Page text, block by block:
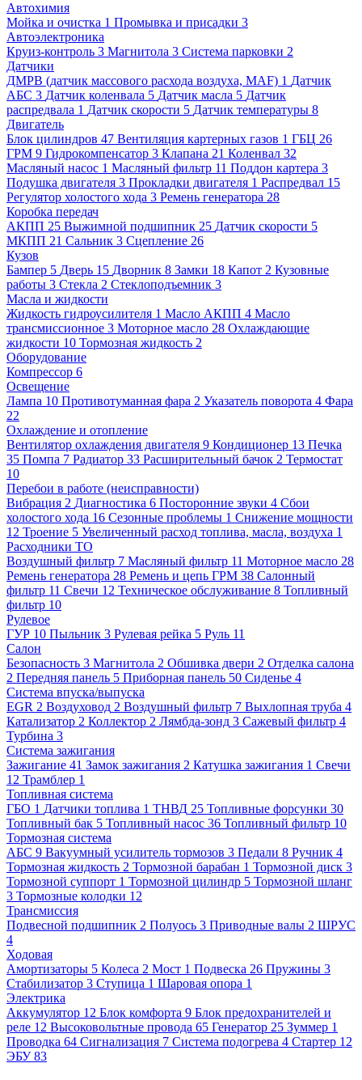
Автохимия
Мойка и очистка 1 Промывка и присадки 3
Автоэлектроника
Круиз-контроль 3 Магнитола 3 Система парковки 2
Датчики
ДМРВ (датчик массового расхода воздуха, MAF) 1 Датчик
АБС 3 Датчик коленвала 5 Датчик масла 5 Датчик
распредвала 1 Датчик скорости 5 Датчик температуры 8
Двигатель
Блок цилиндров 47 Вентиляция картерных газов 1 ГБЦ 26
ГРМ 9 Гидрокомпенсатор 3 Клапана 21 Коленвал 32
Масляный насос 1 Масляный фильтр 11 Поддон картера 3
Подушка двигателя 3 Прокладки двигателя 1 Распредвал 15
Регулятор холостого хода 3 Ремень генератора 28
Коробка передач
АКПП 25 Выжимной подшипник 25 Датчик скорости 5
МКПП 21 Сальник 3 Сцепление 26
Кузов
Бампер 5 Дверь 15 Дворник 8 Замки 18 Капот 2 Кузовные
работы 3 Стекла 2 Стеклоподъемник 3
Масла и жидкости
Жидкость гидроусилителя 1 Масло АКПП 4 Масло
трансмиссионное 3 Моторное масло 28 Охлаждающие
жидкости 10 Тормозная жидкость 2
Оборудование
Компрессор 6
Освещение
Лампа 10 Противотуманная фара 2 Указатель поворота 4 Фара
22
Охлаждение и отопление
Вентилятор охлаждения двигателя 9 Кондиционер 13 Печка
35 Помпа 7 Радиатор 33 Расширительный бачок 2 Термостат
10
Перебои в работе (неисправности)
Вибрация 2 Диагностика 6 Посторонние звуки 4 Сбои
холостого хода 16 Сезонные проблемы 1 Снижение мощности
12 Троение 5 Увеличенный расход топлива, масла, воздуха 1
Расходники ТО
Воздушный фильтр 7 Масляный фильтр 11 Моторное масло 28
Ремень генератора 28 Ремень и цепь ГРМ 38 Салонный
фильтр 11 Свечи 12 Техническое обслуживание 8 Топливный
фильтр 10
Рулевое
ГУР 10 Пыльник 3 Рулевая рейка 5 Руль 11
Салон
Безопасность 3 Магнитола 2 Обшивка двери 2 Отделка салона
2 Передняя панель 5 Приборная панель 50 Сиденье 4
Система впуска/выпуска
EGR 2 Воздуховод 2 Воздушный фильтр 7 Выхлопная труба 4
Катализатор 2 Коллектор 2 Лямбда-зонд 3 Сажевый фильтр 4
Турбина 3
Система зажигания
Зажигание 41 Замок зажигания 2 Катушка зажигания 1 Свечи
12 Трамблер 1
Топливная система
ГБО 1 Датчики топлива 1 ТНВД 25 Топливные форсунки 30
Топливный бак 5 Топливный насос 36 Топливный фильтр 10
Тормозная система
АБС 9 Вакуумный усилитель тормозов 3 Педали 8 Ручник 4
Тормозная жидкость 2 Тормозной барабан 1 Тормозной диск 3
Тормозной суппорт 1 Тормозной цилиндр 5 Тормозной шланг
3 Тормозные колодки 12
Трансмиссия
Подвесной подшипник 2 Полуось 3 Приводные валы 2 ШРУС
4
Ходовая
Амортизаторы 5 Колеса 2 Мост 1 Подвеска 26 Пружины 3
Стабилизатор 3 Ступица 1 Шаровая опора 1
Электрика
Аккумулятор 12 Блок комфорта 9 Блок предохранителей и
реле 12 Высоковольтные провода 65 Генератор 25 Зуммер 1
Проводка 64 Сигнализация 7 Система подогрева 4 Стартер 12
ЭБУ 83